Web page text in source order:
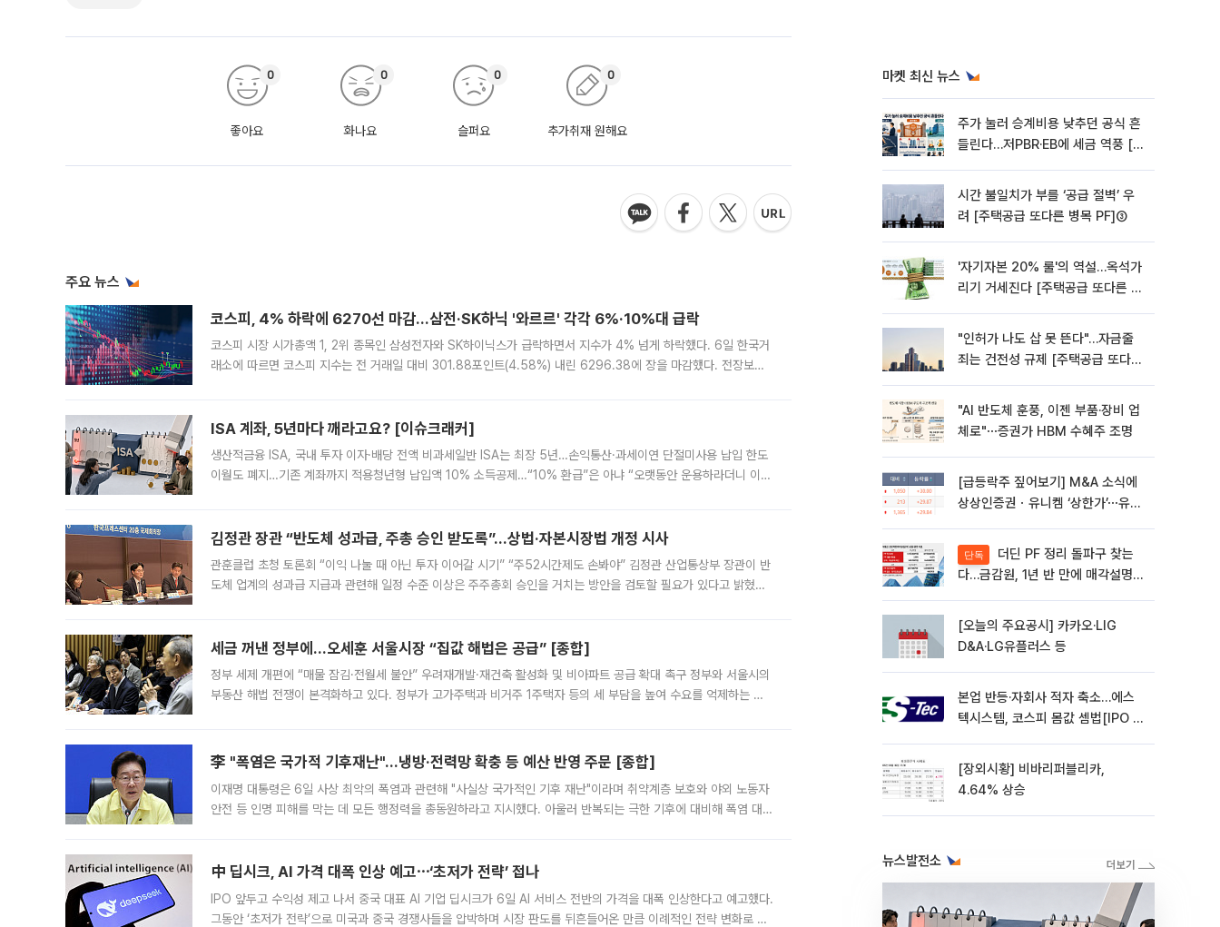
좋아요
0
화나요
0
슬퍼요
0
추가취재 원해요
0
주요 뉴스
코스피, 4% 하락에 6270선 마감…삼전·SK하닉 '와르르' 각각 6%·10%대 급락
코스피 시장 시가총액 1, 2위 종목인 삼성전자와 SK하이닉스가 급락하면서 지수가 4% 넘게 하락했다. 6일 한국거
래소에 따르면 코스피 지수는 전 거래일 대비 301.88포인트(4.58%) 내린 6296.38에 장을 마감했다. 전장보다
ISA 계좌, 5년마다 깨라고요? [이슈크래커]
생산적금융 ISA, 국내 투자 이자·배당 전액 비과세일반 ISA는 최장 5년…손익통산·과세이연 단절미사용 납입 한도
이월도 폐지…기존 계좌까지 적용청년형 납입액 10% 소득공제…“10% 환급”은 아냐 “오랫동안 운용하라더니 이제
김정관 장관 “반도체 성과급, 주총 승인 받도록”…상법·자본시장법 개정 시사
관훈클럽 초청 토론회 “이익 나눌 때 아닌 투자 이어갈 시기” “주52시간제도 손봐야” 김정관 산업통상부 장관이 반
도체 업계의 성과급 지급과 관련해 일정 수준 이상은 주주총회 승인을 거치는 방안을 검토할 필요가 있다고 밝혔다.
세금 꺼낸 정부에…오세훈 서울시장 “집값 해법은 공급” [종합]
정부 세제 개편에 “매물 잠김·전월세 불안” 우려재개발·재건축 활성화 및 비아파트 공급 확대 촉구 정부와 서울시의
부동산 해법 전쟁이 본격화하고 있다. 정부가 고가주택과 비거주 1주택자 등의 세 부담을 높여 수요를 억제하는 카
李 "폭염은 국가적 기후재난"…냉방·전력망 확충 등 예산 반영 주문 [종합]
이재명 대통령은 6일 사상 최악의 폭염과 관련해 "사실상 국가적인 기후 재난"이라며 취약계층 보호와 야외 노동자
안전 등 인명 피해를 막는 데 모든 행정력을 총동원하라고 지시했다. 아울러 반복되는 극한 기후에 대비해 폭염 대응
中 딥시크, AI 가격 대폭 인상 예고⋯‘초저가 전략’ 접나
IPO 앞두고 수익성 제고 나서 중국 대표 AI 기업 딥시크가 6일 AI 서비스 전반의 가격을 대폭 인상한다고 예고했다.
그동안 ‘초저가 전략’으로 미국과 중국 경쟁사들을 압박하며 시장 판도를 뒤흔들어온 만큼 이례적인 전략 변화로 평
마켓 최신 뉴스
주가 눌러 승계비용 낮추던 공식 흔
들린다…저PBR·EB에 세금 역풍 [기
시간 불일치가 부를 ‘공급 절벽’ 우
려 [주택공급 또다른 병목 PF]③
'자기자본 20% 룰'의 역설…옥석가
리기 거세진다 [주택공급 또다른 병
"인허가 나도 삽 못 뜬다"…자금줄
죄는 건전성 규제 [주택공급 또다른
"AI 반도체 훈풍, 이젠 부품·장비 업
체로"⋯증권가 HBM 수혜주 조명
[급등락주 짚어보기] M&A 소식에
상상인증권ㆍ유니켐 ‘상한가’⋯유증
단독
다…금감원, 1년 반 만에 매각설명회
[오늘의 주요공시] 카카오·LIG
D&A·LG유플러스 등
본업 반등·자회사 적자 축소…에스
텍시스템, 코스피 몸값 셈법[IPO 엑
[장외시황] 비바리퍼블리카,
4.64% 상승
뉴스발전소